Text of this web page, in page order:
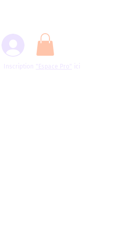
Inscription "Espace Pro" ici